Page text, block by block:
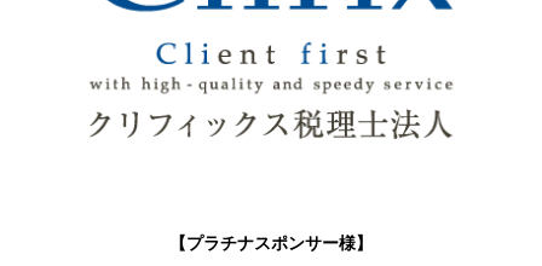
【プラチナスポンサー様】